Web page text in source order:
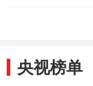
央视榜单